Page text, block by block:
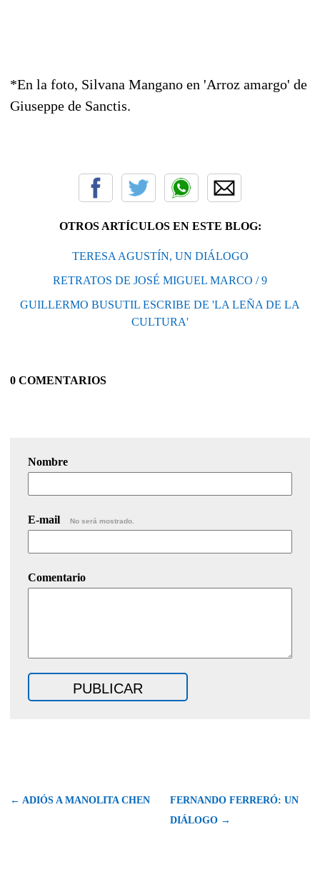
*En la foto, Silvana Mangano en 'Arroz amargo' de
Giuseppe de Sanctis.
OTROS ARTÍCULOS EN ESTE BLOG:
TERESA AGUSTÍN, UN DIÁLOGO
RETRATOS DE JOSÉ MIGUEL MARCO / 9
GUILLERMO BUSUTIL ESCRIBE DE 'LA LEÑA DE LA
CULTURA'
0 COMENTARIOS
Nombre
E-mail No será mostrado.
Comentario
← ADIÓS A MANOLITA CHEN
FERNANDO FERRERÓ: UN
DIÁLOGO →